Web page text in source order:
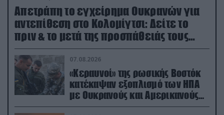
Απετράπη το εγχείρημα Ουκρανών για
αντεπίθεση στο Κολομίγτσι: Δείτε το
πριν & το μετά της προσπάθειάς τους
(βίντεο)
07.08.2026
«Κεραυνοί» της ρωσικής Βοστόκ
κατέκαψαν εξοπλισμό των ΗΠΑ
με Ουκρανούς και Αμερικανούς
μισθοφόρους – Δείτε βίντεο